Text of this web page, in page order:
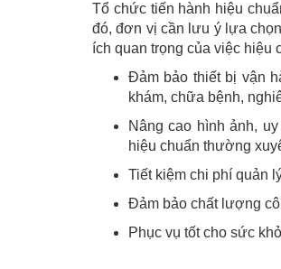
Tổ chức tiến hành hiệu
đó, đơn vị cần lưu ý lựa
ích quan trọng của việc hiệu
Đảm bảo thiết bị vận
khám, chữa bệnh,
Nâng cao hình ảnh,
hiệu chuẩn thường
Tiết kiệm chi phí quản
Đảm bảo chất lượng
Phục vụ tốt cho sức